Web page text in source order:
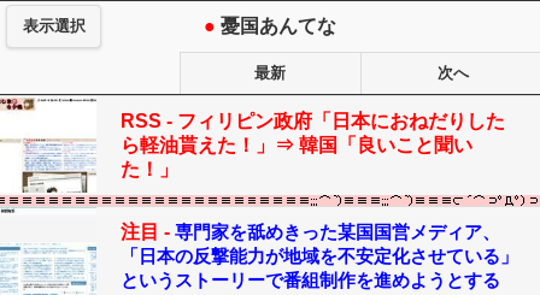
表示選択 ● 憂国あんてな
最新 次へ
RSS - フィリピン政府「日本におねだりした
ら軽油貰えた！」⇒ 韓国「良いこと聞い
た！」
注目 - 専門家を舐めきった某国国営メディア、
「日本の反撃能力が地域を不安定化させている」
というストーリーで番組制作を進めようとする